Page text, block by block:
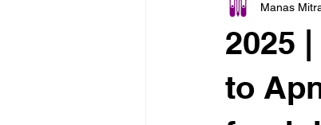
2025
to
Manas